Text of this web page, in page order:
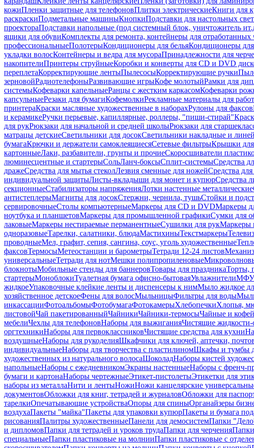
кожиПленки защитные для телефоновПлитки электрическиеКниги для
раскраскиПодметальные машиныКнопкиПодставки для настольных
проектораПодставки напольные (под системный блок, уничтожитель
ящики для обувиКомплекты для ремонта, контейнеры для отработанных
профессиональныеПолотерыКондиционеры для бельяКондиционеры для
укладки волосКонтейнеры и ведра для мусораПринадлежности для
накопителиПринтеры струйныеКоробки и конверты для CD и DVD
переплетаКорректирующие лентыПылесосыКорректирующие ручки
зерновойРадиотелефоныРазвивающие игрыКофе молотыйРамки для
системыКофеварки капельныеРанцы с жестким каркасомКофеварки
капсульныеРезаки для бумагиКофемолкиРекламные материалы для
принтераКраски масляные художественные в наборахРулоны для факсов
и керамикеРучки перьевые, капиллярные, роллеры, "пиши-стирай"
для рукРюкзаки для начальной и средней школыРюкзаки для
матрацы детскиеСветильники для досокСветильники накладные и
бумагаКрючки и держатели самоклеящиесяСетевые фильтрыКрышки
картонныеЛаки, разбавители, грунты и прочиеСкоросшиватели
люминесцентные и стартерыСольЛанч-боксыСплит-системыСредства
дражеСредства для мытья стеколЛезвия сменные для ножейСредства
индивидуальной защитыЛисты-вкладыши для монет и купюрСредства
секционныеСтабилизаторы напряженияЛотки настенные металлические
антистеплерыМагниты для досокСтержни, чернила, тушьСтойки и
сервировочныеСтолы компьютерныеМаркеры для CD и DVDМаркеры
ноутбука и планшетовМаркеры для промышленной графикиСумки для
лаковыеМаркеры нестираемые перманентныеСушилки для рукМаркеры
одноразовыеТарелки, салатники, блюдаМастихиныТекстмаркеры
проводныеМел, графит, сепия, сангина, соус, уголь художественные
факсовТермосыМетеостанции и барометрыТетради 12-24 листов
универсальныеТетради для нотМешки полипропиленовые
блокнотыМобильные стенды для баннеровТовары для праздникаТорты,
стартерыМоноблокиТуалетная бумага офисно-бытоваяУвлажнителиМФУ
жидкоеУпаковочные клейкие ленты и диспенсеры к нимМыло жидкое
хозяйственное детскоеФены для волосМыльницыФильтры для воды
инкассацииФотоальбомыФотобумагаФотокамерыХлебопечкиХлопья,
листовойЧай пакетированныйЧайникиЧайники-термосыЧайные и
мебелиЧехлы для телефоновНаборы для выжиганияЧистящие жидкости-
оргтехникиНаборы для первоклассниковЧистящие средства для кухни
воздушныеНаборы для рукоделияШкафчики для ключей, аптечки,
индивидуальныеНаборы для творчества с пластилиномШкафы и тумбы
художественных из натурального волосаШоколадНаборы кистей
напольныеНаборы с ежедневникомЭкраны настенныеНаборы с френч-
бумаги и картонаНаборы чертежныеЭтикет-пистолетыЭтикетки для
наборы из металлаНити и лентыНожиНожи канцелярские
документовОбложки для книг, тетрадей и журналовОбложки для
тарелкиОпечатывающие устройстваОпоры для спиныОрганайзеры
воздухаПакеты "майка"Пакеты для упаковки купюрПакеты и бумага
рисованияПалитры художественныеПанели для демосистемПапки
и дипломовПапки для тетрадей и уроков трудаПапки для черчения
специальныеПапки пластиковые на молнииПапки пластиковые с